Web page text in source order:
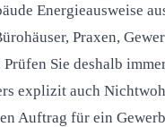
Energieausweise
Praxen,
Sie deshalb
explizit auch
Auftrag für ein